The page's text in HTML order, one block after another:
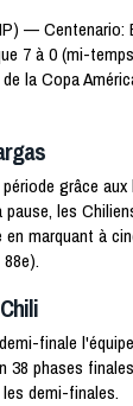
—
7 à 0 (mi-
la Copa
grâce
les
marquant à
finale
38 phases
demi-finales.